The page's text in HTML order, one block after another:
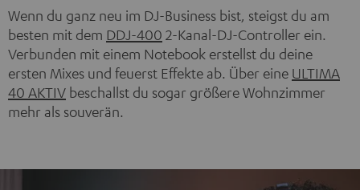
Wenn du ganz neu im DJ-Business bist, steigst du am
besten mit dem DDJ-400 2-Kanal-DJ-Controller ein.
Verbunden mit einem Notebook erstellst du deine
ersten Mixes und feuerst Effekte ab. Über eine ULTIMA
40 AKTIV beschallst du sogar größere Wohnzimmer
mehr als souverän.